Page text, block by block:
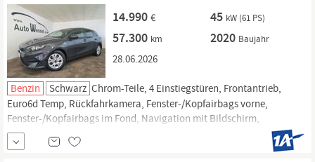
14.990 € 45 kW (61 PS)
57.300 km 2020 Baujahr
28.06.2026
Benzin Schwarz Chrom-Teile, 4 Einstiegstüren, Frontantrieb,
Euro6d Temp, Rückfahrkamera, Fenster-/Kopfairbags vorne,
Fenster-/Kopfairbags im Fond, Navigation mit Bildschirm,
Farbmonitor für Navigationssystem, Lederlenkrad, E10 geeignet,
Lichtautomatik, Keyless Start, weitere Infos.